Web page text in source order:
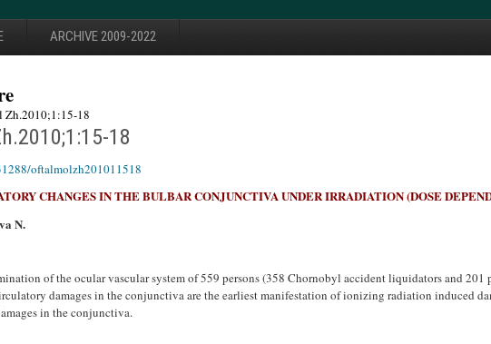
ARCHIVE 2009-2022
Zh.2010;1:15-18
18
oftalmolzh201011518
CHANGES IN THE BULBAR CONJUNCTIVA UNDER IRRADIATION (DOSE
N.
of the ocular vascular system of 559 persons (358 Chornobyl accident liquidators and
damages in the conjunctiva are the earliest manifestation of ionizing radiation induced
in the conjunctiva.